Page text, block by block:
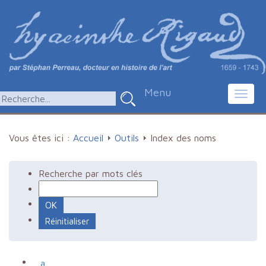
Menu
Vous êtes ici : Accueil Outils Index des noms
Recherche par mots clés
a